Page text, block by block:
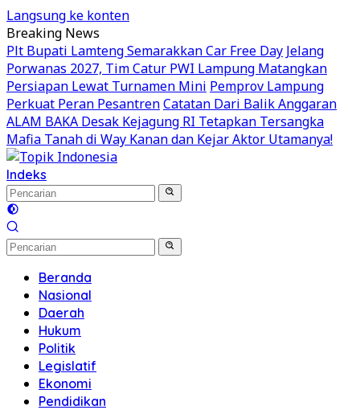
Langsung ke konten
Breaking News
Plt Bupati Lamteng Semarakkan Car Free Day Jelang
Porwanas 2027, Tim Catur PWI Lampung Matangkan
Persiapan Lewat Turnamen Mini Pemprov Lampung
Perkuat Peran PesantrenCatatan Dari Balik Anggaran
ALAM BAKA Desak Kejagung RI Tetapkan Tersangka
Mafia Tanah di Way Kanan dan Kejar Aktor Utamanya!
Indeks
Beranda
Nasional
Daerah
Hukum
Politik
Legislatif
Ekonomi
Pendidikan